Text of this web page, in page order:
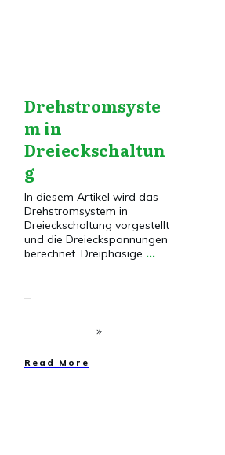
Drehstromsyste
m in
Dreieckschaltun
g
In diesem Artikel wird das
Drehstromsystem in
Dreieckschaltung vorgestellt
und die Dreieckspannungen
berechnet. Dreiphasige ...
​Read More